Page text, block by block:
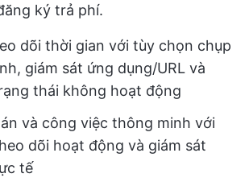
ký trả phí.
dõi thời gian với tùy chọn chụp
giám sát ứng dụng/URL và
thái không hoạt động
và công việc thông minh với
dõi hoạt động và giám sát
tế